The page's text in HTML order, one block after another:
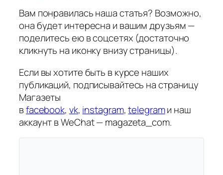
Вам понравилась наша статья? Возможно,
она будет интересна и вашим друзьям —
поделитесь ею в соцсетях (достаточно
кликнуть на иконку внизу страницы).
Если вы хотите быть в курсе наших
публикаций, подписывайтесь на страницу
Магазеты
вfacebook, vk, instagram,telegramи наш
аккаунт в WeChat — magazeta_com.